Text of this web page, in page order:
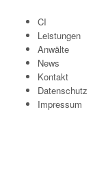
CI
Leistungen
Anwälte
News
Kontakt
Datenschutz
Impressum